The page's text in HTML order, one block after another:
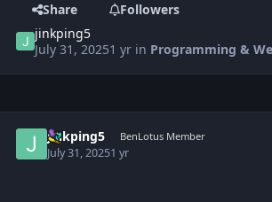
Share
Followers
jinkping5
July 31, 20251 yr in Programming &
jinkping5 BenLotus Member
July 31, 20251 yr